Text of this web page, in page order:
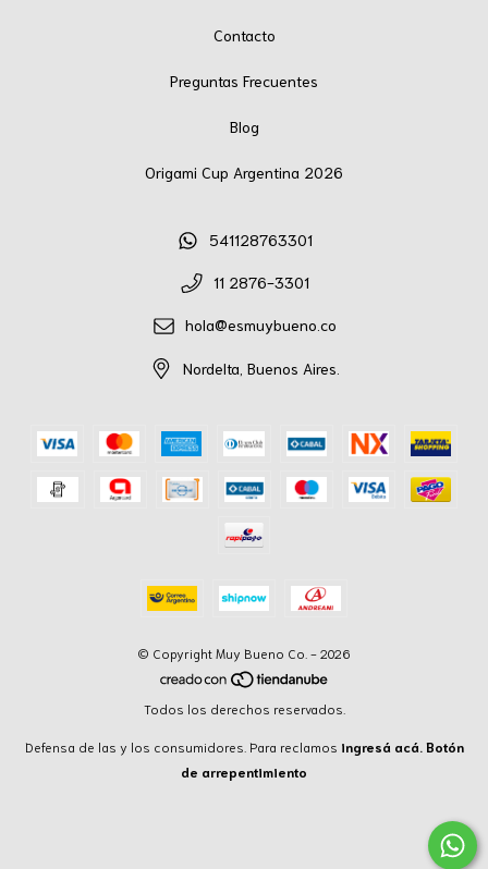
Contacto
Preguntas Frecuentes
Blog
Origami Cup Argentina 2026
541128763301
11 2876-3301
hola@esmuybueno.co
Nordelta, Buenos Aires.
© Copyright Muy Bueno Co. - 2026
Todos los derechos reservados.
Defensa de las y los consumidores. Para reclamos ingresá acá. Botón
de arrepentimiento